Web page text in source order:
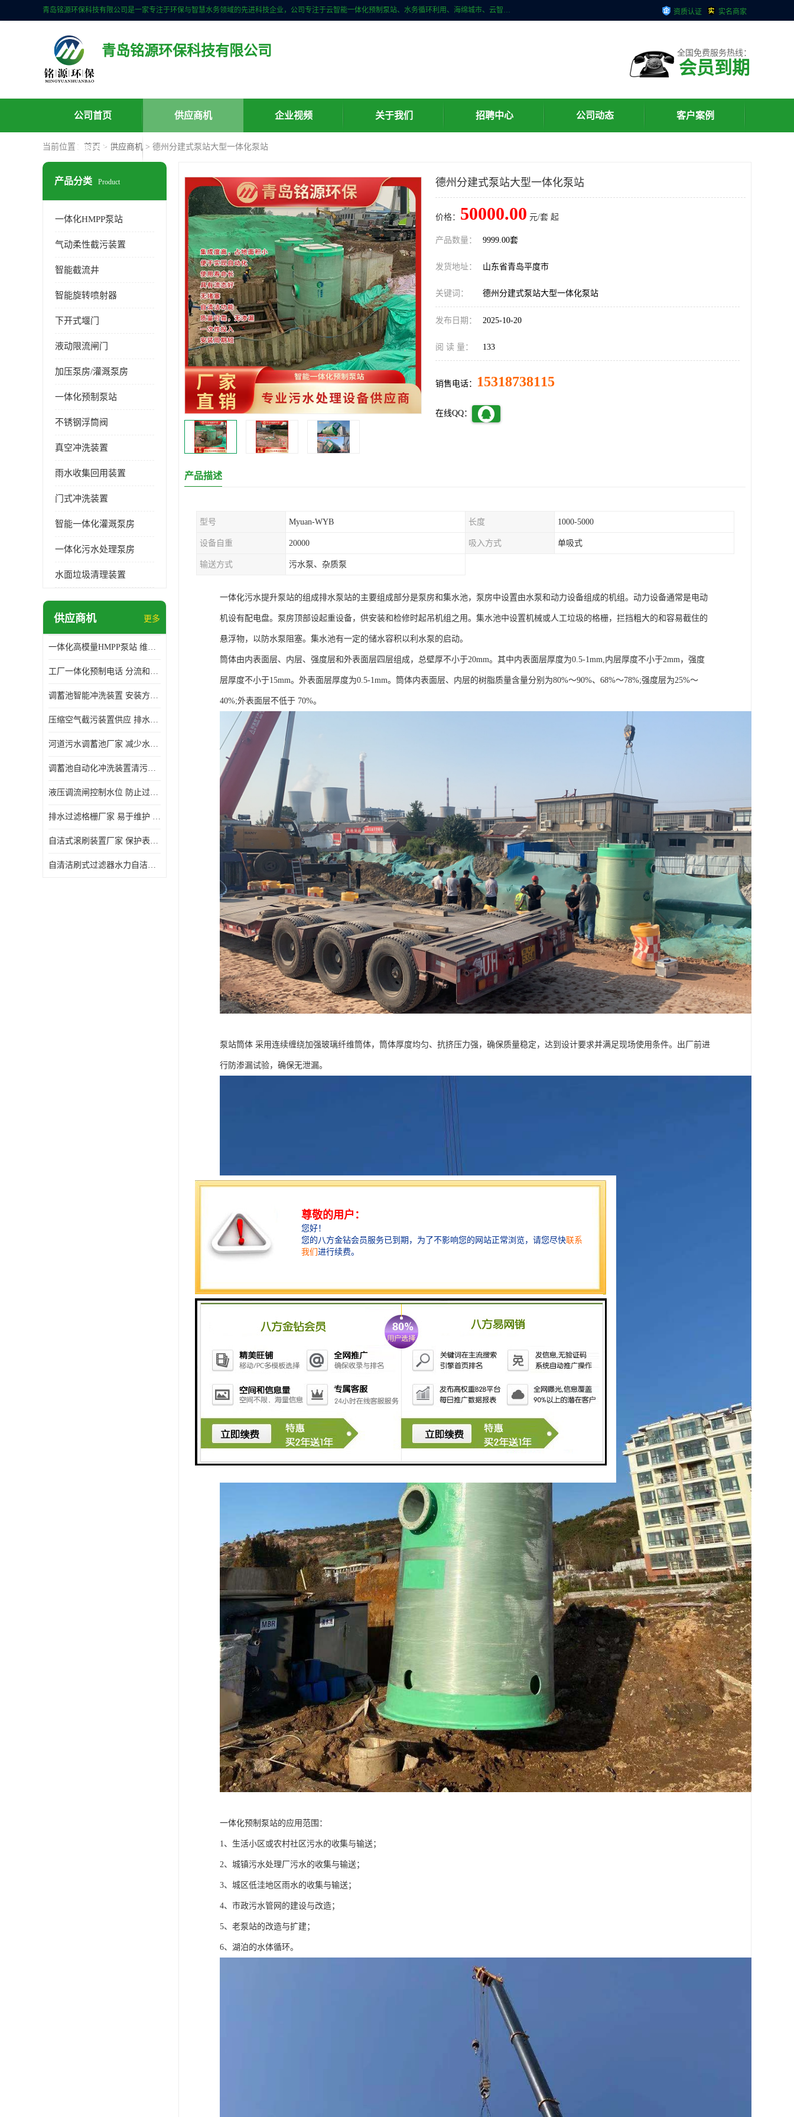
青岛铭源环保科技有限公司是一家专注于环保与智慧水务领域的先进科技企业，公司专注于云智能一体化预制泵站、水务循环利用、海绵城市、云智慧水务开发及新型环保技术研发等领域。铭源环保以为客户提供优质产品、专业技术服务为己任。为客户提供量身定制方案，提供多种配置方案满足实际使用要求。严控供货周期，并提供高标准后期维护。以环保为己任，视质量如生命，以技术做先导，靠诚信赢客户。 资质认证 实名商家
青岛铭源环保科技有限公司 全国免费服务热线：
会员到期
公司首页 供应商机 企业视频 关于我们 招聘中心 公司动态 客户案例
联系方式
当前位置： 首页 > 供应商机 > 德州分建式泵站大型一体化泵站
产品分类 Product
一体化HMPP泵站
气动柔性截污装置
智能截流井
智能旋转喷射器
下开式堰门
液动限流闸门
加压泵房/灌溉泵房
一体化预制泵站
不锈钢浮筒阀
真空冲洗装置
雨水收集回用装置
门式冲洗装置
智能一体化灌溉泵房
一体化污水处理泵房
水面垃圾清理装置
供应商机 更多
一体化高模量HMPP泵站 维护方便 实现远距离输送
工厂一体化预制电话 分流和调节 可以截留固体废物
调蓄池智能冲洗装置 安装方便 多种喷洒模式
压缩空气截污装置供应 排水功能 控制地下水位的升降
河道污水调蓄池厂家 减少水污染 防止异味和污染
调蓄池自动化冲洗装置清污装置 维护方便 节约水资源
液压调流闸控制水位 防止过载 适应流量变化的要求
排水过滤格栅厂家 易于维护 保持栅条通畅
自洁式滚刷装置厂家 保护表面 节省能源
自清洁刷式过滤器水力自洁式滚刷 重量轻 使用寿命长
德州分建式泵站大型一体化泵站
价格： 50000.00 元/套 起
产品数量： 9999.00套
发货地址： 山东省青岛平度市
关键词： 德州分建式泵站大型一体化泵站
发布日期： 2025-10-20
阅 读 量： 133
销售电话： 15318738115
在线QQ：
产品描述
型号 Myuan-WYB 长度 1000-5000
设备自重 20000 吸入方式 单吸式
输送方式 污水泵、杂质泵
一体化污水提升泵站的组成排水泵站的主要组成部分是泵房和集水池，泵房中设置由水泵和动力设备组成的机组。动力设备通常是电动
机设有配电盘。泵房顶部设起重设备，供安装和检修时起吊机组之用。集水池中设置机械或人工垃圾的格栅，拦挡粗大的和容易截住的
悬浮物，以防水泵阻塞。集水池有一定的储水容积以利水泵的启动。
筒体由内表面层、内层、强度层和外表面层四层组成，总壁厚不小于20mm。其中内表面层厚度为0.5-1mm,内层厚度不小于2mm，强度
层厚度不小于15mm。外表面层厚度为0.5-1mm。筒体内表面层、内层的树脂质量含量分别为80%～90%、68%～78%;强度层为25%～
40%;外表面层不低于 70%。
泵站筒体 采用连续缠绕加强玻璃纤维筒体，筒体厚度均匀、抗挤压力强，确保质量稳定，达到设计要求并满足现场使用条件。出厂前进
行防渗漏试验，确保无泄漏。
一体化预制泵站的应用范围：
1、生活小区或农村社区污水的收集与输送；
2、城镇污水处理厂污水的收集与输送；
3、城区低洼地区雨水的收集与输送；
4、市政污水管网的建设与改造；
5、老泵站的改造与扩建；
6、湖泊的水体循环。